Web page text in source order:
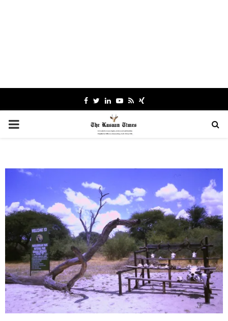
Facebook
TwitterLinkedinYoutube
RssXing
PRIMARY